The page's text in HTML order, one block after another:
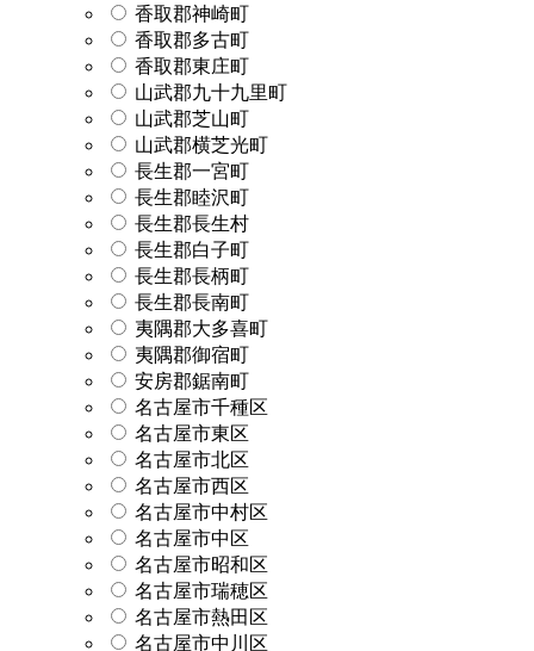
香取郡神崎町
香取郡多古町
香取郡東庄町
山武郡九十九里町
山武郡芝山町
山武郡横芝光町
長生郡一宮町
長生郡睦沢町
長生郡長生村
長生郡白子町
長生郡長柄町
長生郡長南町
夷隅郡大多喜町
夷隅郡御宿町
安房郡鋸南町
名古屋市千種区
名古屋市東区
名古屋市北区
名古屋市西区
名古屋市中村区
名古屋市中区
名古屋市昭和区
名古屋市瑞穂区
名古屋市熱田区
名古屋市中川区